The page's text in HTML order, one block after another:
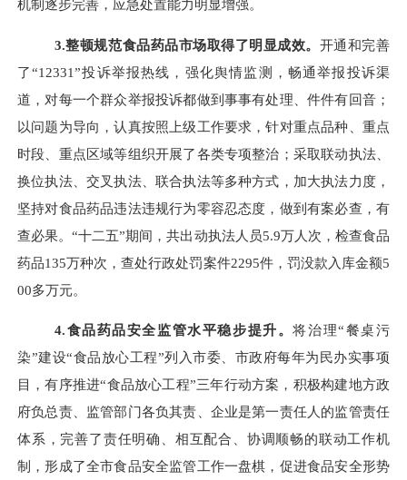
机制逐步完善，应急处置能力明显增强。
3.整顿规范食品药品市场取得了明显成效。 开通和完善
了“12331”投诉举报热线，强化舆情监测，畅通举报投诉渠
道，对每一个群众举报投诉都做到事事有处理、件件有回音；
以问题为导向，认真按照上级工作要求，针对重点品种、重点
时段、重点区域等组织开展了各类专项整治；采取联动执法、
换位执法、交叉执法、联合执法等多种方式，加大执法力度，
坚持对食品药品违法违规行为零容忍态度，做到有案必查，有
查必果。“十二五”期间，共出动执法人员5.9万人次，检查食品
药品135万种次，查处行政处罚案件2295件，罚没款入库金额5
00多万元。
4.食品药品安全监管水平稳步提升。将治理“餐桌污
染”建设“食品放心工程”列入市委、市政府每年为民办实事项
目，有序推进“食品放心工程”三年行动方案，积极构建地方政
府负总责、监管部门各负其责、企业是第一责任人的监管责任
体系，完善了责任明确、相互配合、协调顺畅的联动工作机
制，形成了全市食品安全监管工作一盘棋，促进食品安全形势